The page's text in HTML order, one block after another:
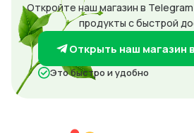
Откройте наш магазин в
продукты с быстрой
Открыть наш магазин
Это быстро и удобно